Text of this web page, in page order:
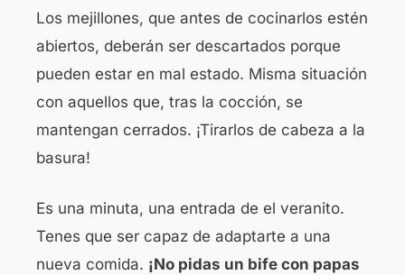
Los mejillones, que antes de cocinarlos estén
abiertos, deberán ser descartados porque
pueden estar en mal estado. Misma situación
con aquellos que, tras la cocción, se
mantengan cerrados. ¡Tirarlos de cabeza a la
basura!
Es una minuta, una entrada de el veranito.
Tenes que ser capaz de adaptarte a una
nueva comida. ¡No pidas un bife con papas